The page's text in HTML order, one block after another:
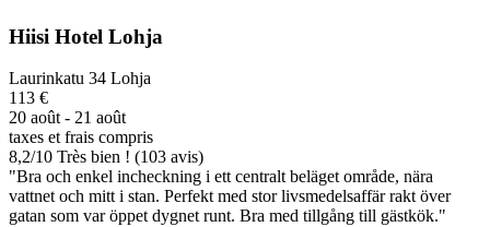
Hiisi Hotel Lohja
Laurinkatu 34 Lohja
113 €
20 août - 21 août
taxes et frais compris
8,2/10 Très bien ! (103 avis)
"Bra och enkel incheckning i ett centralt beläget område, nära
vattnet och mitt i stan. Perfekt med stor livsmedelsaffär rakt över
gatan som var öppet dygnet runt. Bra med tillgång till gästkök."